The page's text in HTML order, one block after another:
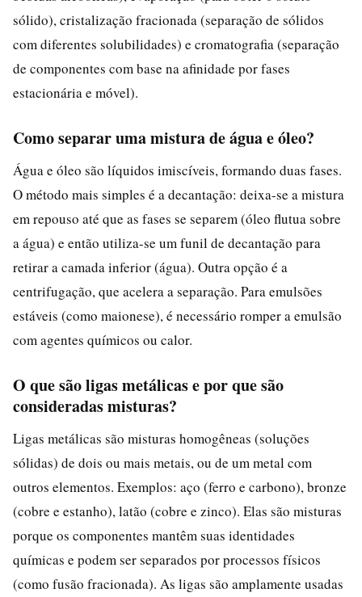
sólido), cristalização fracionada (separação de sólidos
com diferentes solubilidades) e cromatografia (separação
de componentes com base na afinidade por fases
estacionária e móvel).
Como separar uma mistura de água e óleo?
Água e óleo são líquidos imiscíveis, formando duas fases.
O método mais simples é a decantação: deixa-se a mistura
em repouso até que as fases se separem (óleo flutua sobre
a água) e então utiliza-se um funil de decantação para
retirar a camada inferior (água). Outra opção é a
centrifugação, que acelera a separação. Para emulsões
estáveis (como maionese), é necessário romper a emulsão
com agentes químicos ou calor.
O que são ligas metálicas e por que são
consideradas misturas?
Ligas metálicas são misturas homogêneas (soluções
sólidas) de dois ou mais metais, ou de um metal com
outros elementos. Exemplos: aço (ferro e carbono), bronze
(cobre e estanho), latão (cobre e zinco). Elas são misturas
porque os componentes mantêm suas identidades
químicas e podem ser separados por processos físicos
(como fusão fracionada). As ligas são amplamente usadas